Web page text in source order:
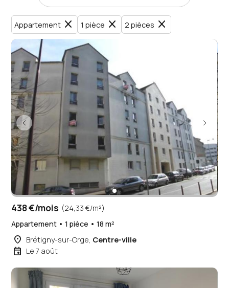
Appartement close 1 pièce close 2 pièces close
438 €/mois (24,33 €/m²)
Appartement • 1 pièce • 18 m²
place Brétigny-sur-Orge, Centre-ville
event Le 7 août